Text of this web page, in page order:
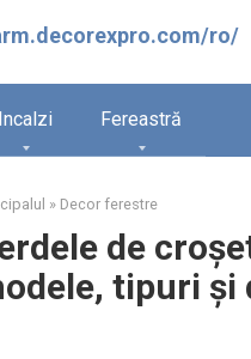
ro/
Incalzi Fereastră
» Decor ferestre
de
tipuri și